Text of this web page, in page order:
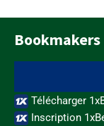
Bookmakers
Télécharger
Inscription